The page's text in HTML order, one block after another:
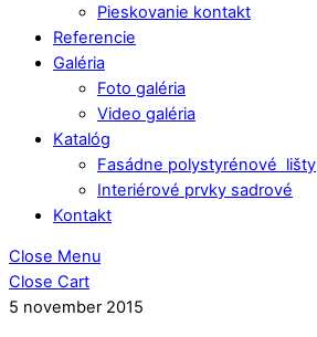
Pieskovanie kontakt
Referencie
Galéria
Foto galéria
Video galéria
Katalóg
Fasádne polystyrénové lišty
Interiérové prvky sadrové
Kontakt
Close Menu
Close Cart
5 november 2015